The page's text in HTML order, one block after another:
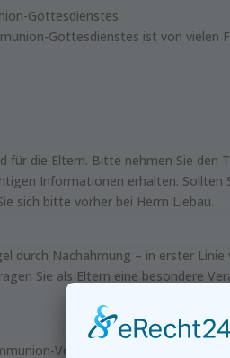
Gottesdienstes
Gottesdienstes ist von vielen
für die Eltern. Bitte nehmen Sie
Informationen erhalten. Sollten
sich bitte vorher bei Herrn Liebau.
durch Nachahmung – in erster
Sie als Eltern eine besondere
Vorbereitung findet auch